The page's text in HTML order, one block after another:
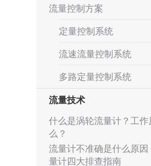
流量控制方案
定量控制系统
流速流量控制系统
多路定量控制系统
流量技术
什么是涡轮流量计？工作
么？
流量计不准确是什么原因
量计四大排查指南